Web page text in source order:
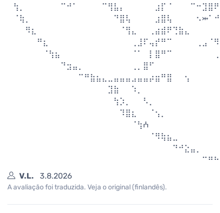
V.L.
3.8.2026
A avaliação foi traduzida. Veja o original (finlandês).